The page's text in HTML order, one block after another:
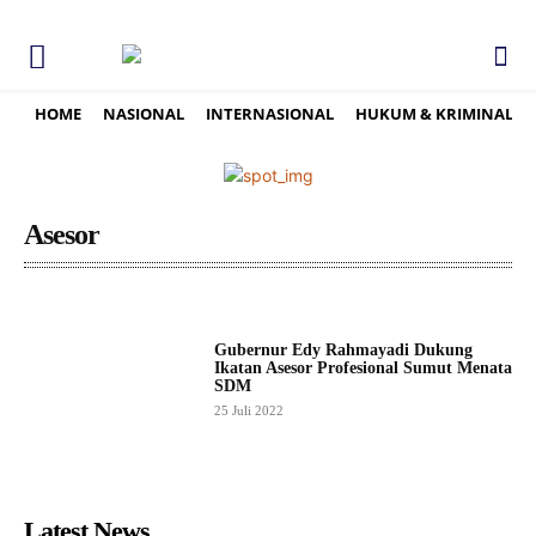
HOME NASIONAL INTERNASIONAL HUKUM & KRIMINAL
Asesor
Gubernur Edy Rahmayadi Dukung
Ikatan Asesor Profesional Sumut Menata
SDM
25 Juli 2022